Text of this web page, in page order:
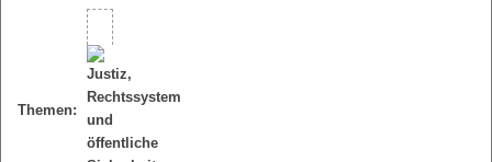
Themen: